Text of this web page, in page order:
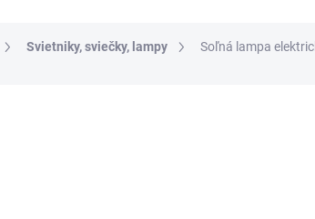
Svietniky, sviečky, lampy Soľná lampa